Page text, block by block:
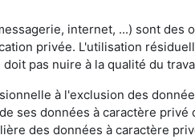
internet, ...) sont
privée. L'utilisation
pas nuire à la qualité du
à l'exclusion des
ses données à caractère
des données à caractère